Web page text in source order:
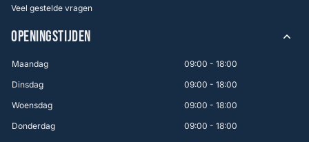
Veel gestelde vragen
OPENINGSTIJDEN
Maandag
09:00 - 18:00
Dinsdag
09:00 - 18:00
Woensdag
09:00 - 18:00
Donderdag
09:00 - 18:00